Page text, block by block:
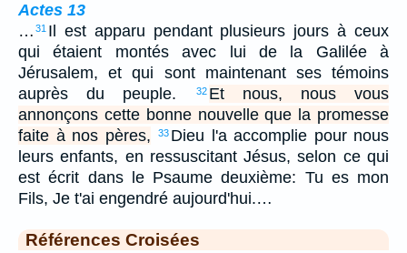
Actes 13
… 31 Il est apparu pendant plusieurs jours à ceux
qui étaient montés avec lui de la Galilée à
Jérusalem, et qui sont maintenant ses témoins
auprès du peuple.
32 Et nous, nous vous
annonçons cette bonne nouvelle que la promesse
faite à nos pères,
33 Dieu l'a accomplie pour nous
leurs enfants, en ressuscitant Jésus, selon ce qui
est écrit dans le Psaume deuxième: Tu es mon
Fils, Je t'ai engendré aujourd'hui.…
Références Croisées